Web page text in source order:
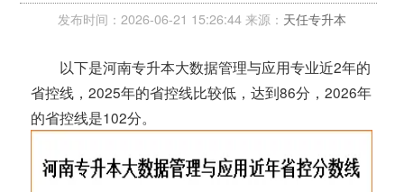
发布时间：2026-06-21 15:26:44 来源： 天任专升本
以下是河南专升本大数据管理与应用专业近2年的
省控线，2025年的省控线比较低，达到86分，2026年
的省控线是102分。